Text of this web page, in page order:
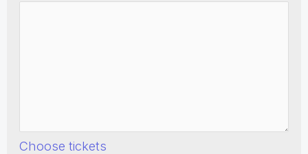
Choose tickets